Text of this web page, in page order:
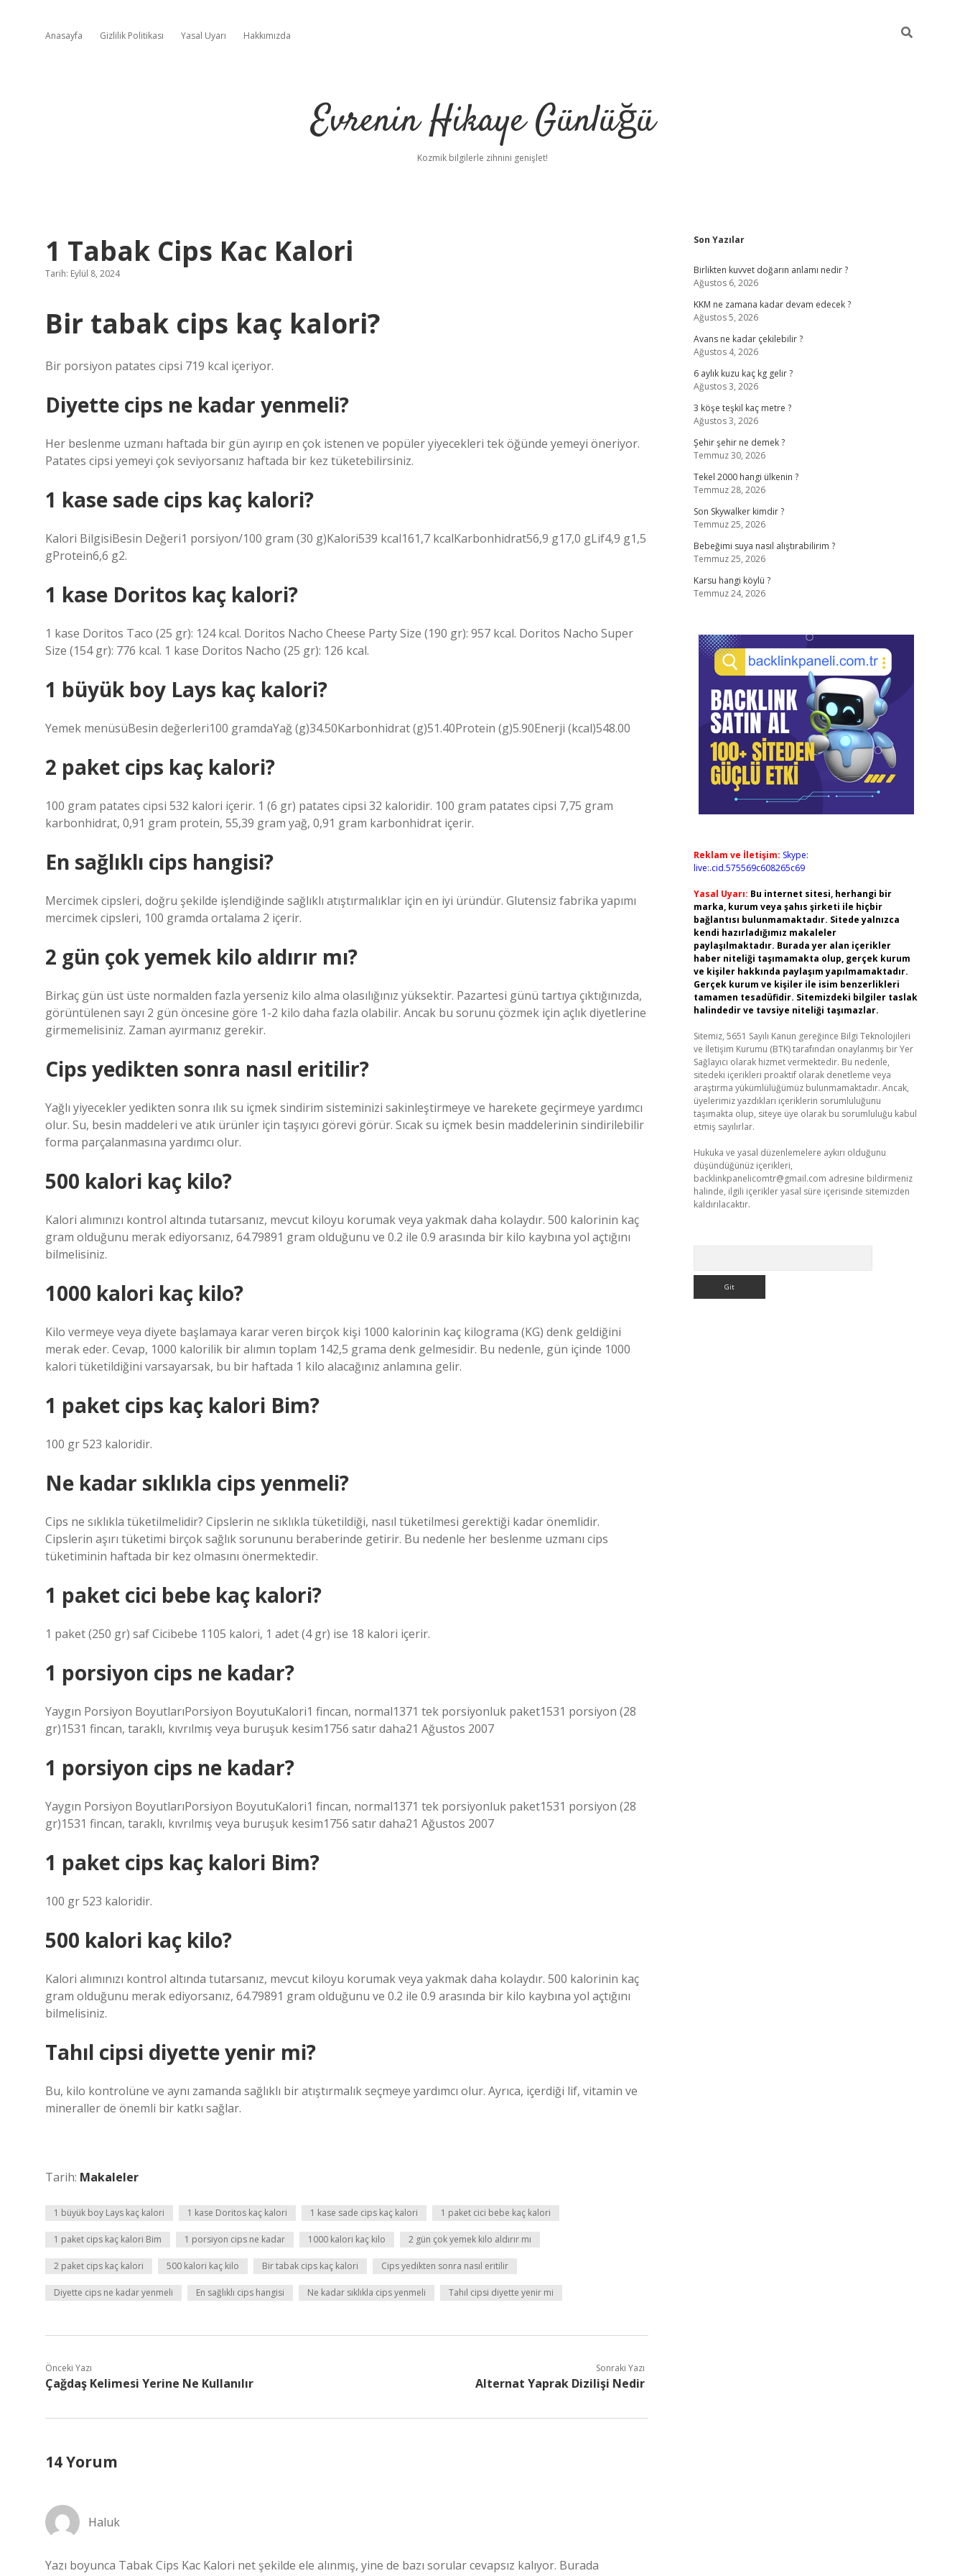
Anasayfa Gizlilik Politikası Yasal Uyarı Hakkımızda
Evrenin Hikaye Günlüğü
Kozmik bilgilerle zihnini genişlet!
1 Tabak Cips Kac Kalori
Tarih: Eylül 8, 2024
Bir tabak cips kaç kalori?
Bir porsiyon patates cipsi 719 kcal içeriyor.
Diyette cips ne kadar yenmeli?
Her beslenme uzmanı haftada bir gün ayırıp en çok istenen ve popüler yiyecekleri tek öğünde yemeyi öneriyor.
Patates cipsi yemeyi çok seviyorsanız haftada bir kez tüketebilirsiniz.
1 kase sade cips kaç kalori?
Kalori BilgisiBesin Değeri1 porsiyon/100 gram (30 g)Kalori539 kcal161,7 kcalKarbonhidrat56,9 g17,0 gLif4,9 g1,5
gProtein6,6 g2.
1 kase Doritos kaç kalori?
1 kase Doritos Taco (25 gr): 124 kcal. Doritos Nacho Cheese Party Size (190 gr): 957 kcal. Doritos Nacho Super
Size (154 gr): 776 kcal. 1 kase Doritos Nacho (25 gr): 126 kcal.
1 büyük boy Lays kaç kalori?
Yemek menüsüBesin değerleri100 gramdaYağ (g)34.50Karbonhidrat (g)51.40Protein (g)5.90Enerji (kcal)548.00
2 paket cips kaç kalori?
100 gram patates cipsi 532 kalori içerir. 1 (6 gr) patates cipsi 32 kaloridir. 100 gram patates cipsi 7,75 gram
karbonhidrat, 0,91 gram protein, 55,39 gram yağ, 0,91 gram karbonhidrat içerir.
En sağlıklı cips hangisi?
Mercimek cipsleri, doğru şekilde işlendiğinde sağlıklı atıştırmalıklar için en iyi üründür. Glutensiz fabrika yapımı
mercimek cipsleri, 100 gramda ortalama 2 içerir.
2 gün çok yemek kilo aldırır mı?
Birkaç gün üst üste normalden fazla yerseniz kilo alma olasılığınız yüksektir. Pazartesi günü tartıya çıktığınızda,
görüntülenen sayı 2 gün öncesine göre 1-2 kilo daha fazla olabilir. Ancak bu sorunu çözmek için açlık diyetlerine
girmemelisiniz. Zaman ayırmanız gerekir.
Cips yedikten sonra nasıl eritilir?
Yağlı yiyecekler yedikten sonra ılık su içmek sindirim sisteminizi sakinleştirmeye ve harekete geçirmeye yardımcı
olur. Su, besin maddeleri ve atık ürünler için taşıyıcı görevi görür. Sıcak su içmek besin maddelerinin sindirilebilir
forma parçalanmasına yardımcı olur.
500 kalori kaç kilo?
Kalori alımınızı kontrol altında tutarsanız, mevcut kiloyu korumak veya yakmak daha kolaydır. 500 kalorinin kaç
gram olduğunu merak ediyorsanız, 64.79891 gram olduğunu ve 0.2 ile 0.9 arasında bir kilo kaybına yol açtığını
bilmelisiniz.
1000 kalori kaç kilo?
Kilo vermeye veya diyete başlamaya karar veren birçok kişi 1000 kalorinin kaç kilograma (KG) denk geldiğini
merak eder. Cevap, 1000 kalorilik bir alımın toplam 142,5 grama denk gelmesidir. Bu nedenle, gün içinde 1000
kalori tüketildiğini varsayarsak, bu bir haftada 1 kilo alacağınız anlamına gelir.
1 paket cips kaç kalori Bim?
100 gr 523 kaloridir.
Ne kadar sıklıkla cips yenmeli?
Cips ne sıklıkla tüketilmelidir? Cipslerin ne sıklıkla tüketildiği, nasıl tüketilmesi gerektiği kadar önemlidir.
Cipslerin aşırı tüketimi birçok sağlık sorununu beraberinde getirir. Bu nedenle her beslenme uzmanı cips
tüketiminin haftada bir kez olmasını önermektedir.
1 paket cici bebe kaç kalori?
1 paket (250 gr) saf Cicibebe 1105 kalori, 1 adet (4 gr) ise 18 kalori içerir.
1 porsiyon cips ne kadar?
Yaygın Porsiyon BoyutlarıPorsiyon BoyutuKalori1 fincan, normal1371 tek porsiyonluk paket1531 porsiyon (28
gr)1531 fincan, taraklı, kıvrılmış veya buruşuk kesim1756 satır daha21 Ağustos 2007
1 porsiyon cips ne kadar?
Yaygın Porsiyon BoyutlarıPorsiyon BoyutuKalori1 fincan, normal1371 tek porsiyonluk paket1531 porsiyon (28
gr)1531 fincan, taraklı, kıvrılmış veya buruşuk kesim1756 satır daha21 Ağustos 2007
1 paket cips kaç kalori Bim?
100 gr 523 kaloridir.
500 kalori kaç kilo?
Kalori alımınızı kontrol altında tutarsanız, mevcut kiloyu korumak veya yakmak daha kolaydır. 500 kalorinin kaç
gram olduğunu merak ediyorsanız, 64.79891 gram olduğunu ve 0.2 ile 0.9 arasında bir kilo kaybına yol açtığını
bilmelisiniz.
Tahıl cipsi diyette yenir mi?
Bu, kilo kontrolüne ve aynı zamanda sağlıklı bir atıştırmalık seçmeye yardımcı olur. Ayrıca, içerdiği lif, vitamin ve
mineraller de önemli bir katkı sağlar.
Tarih: Makaleler
1 büyük boy Lays kaç kalori 1 kase Doritos kaç kalori 1 kase sade cips kaç kalori 1 paket cici bebe kaç kalori
1 paket cips kaç kalori Bim 1 porsiyon cips ne kadar 1000 kalori kaç kilo 2 gün çok yemek kilo aldırır mı
2 paket cips kaç kalori 500 kalori kaç kilo Bir tabak cips kaç kalori Cips yedikten sonra nasıl eritilir
Diyette cips ne kadar yenmeli En sağlıklı cips hangisi Ne kadar sıklıkla cips yenmeli Tahıl cipsi diyette yenir mi
Önceki Yazı
Çağdaş Kelimesi Yerine Ne Kullanılır
Sonraki Yazı
Alternat Yaprak Dizilişi Nedir
14 Yorum
Haluk
Yazı boyunca Tabak Cips Kac Kalori net şekilde ele alınmış, yine de bazı sorular cevapsız kalıyor. Burada
Sidebar
Son Yazılar
Birlikten kuvvet doğarın anlamı nedir ?
Ağustos 6, 2026
KKM ne zamana kadar devam edecek ?
Ağustos 5, 2026
Avans ne kadar çekilebilir ?
Ağustos 4, 2026
6 aylık kuzu kaç kg gelir ?
Ağustos 3, 2026
3 köşe teşkil kaç metre ?
Ağustos 3, 2026
Şehir şehir ne demek ?
Temmuz 30, 2026
Tekel 2000 hangi ülkenin ?
Temmuz 28, 2026
Son Skywalker kimdir ?
Temmuz 25, 2026
Bebeğimi suya nasıl alıştırabilirim ?
Temmuz 25, 2026
Karsu hangi köylü ?
Temmuz 24, 2026
Reklam ve İletişim: Skype:
live:.cid.575569c608265c69
Yasal Uyarı: Bu internet sitesi, herhangi bir
marka, kurum veya şahıs şirketi ile hiçbir
bağlantısı bulunmamaktadır. Sitede yalnızca
kendi hazırladığımız makaleler
paylaşılmaktadır. Burada yer alan içerikler
haber niteliği taşımamakta olup, gerçek kurum
ve kişiler hakkında paylaşım yapılmamaktadır.
Gerçek kurum ve kişiler ile isim benzerlikleri
tamamen tesadüfidir. Sitemizdeki bilgiler taslak
halindedir ve tavsiye niteliği taşımazlar.
Sitemiz, 5651 Sayılı Kanun gereğince Bilgi Teknolojileri
ve İletişim Kurumu (BTK) tarafından onaylanmış bir Yer
Sağlayıcı olarak hizmet vermektedir. Bu nedenle,
sitedeki içerikleri proaktif olarak denetleme veya
araştırma yükümlülüğümüz bulunmamaktadır. Ancak,
üyelerimiz yazdıkları içeriklerin sorumluluğunu
taşımakta olup, siteye üye olarak bu sorumluluğu kabul
etmiş sayılırlar.
Hukuka ve yasal düzenlemelere aykırı olduğunu
düşündüğünüz içerikleri,
backlinkpanelicomtr@gmail.com adresine bildirmeniz
halinde, ilgili içerikler yasal süre içerisinde sitemizden
kaldırılacaktır.